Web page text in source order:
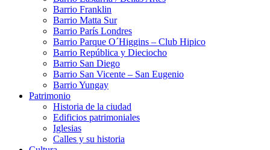
Barrio Franklin
Barrio Matta Sur
Barrio Parí­s Londres
Barrio Parque O´Higgins – Club Hipico
Barrio República y Dieciocho
Barrio San Diego
Barrio San Vicente – San Eugenio
Barrio Yungay
Patrimonio
Historia de la ciudad
Edificios patrimoniales
Iglesias
Calles y su historia